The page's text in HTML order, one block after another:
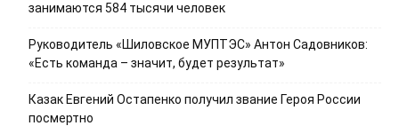
занимаются 584 тысячи человек
Руководитель «Шиловское МУПТЭС» Антон Садовников:
«Есть команда – значит, будет результат»
Казак Евгений Остапенко получил звание Героя России
посмертно